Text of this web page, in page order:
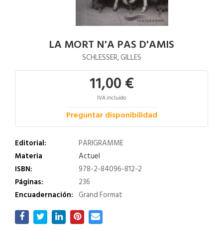
LA MORT N'A PAS D'AMIS
SCHLESSER, GILLES
11,00 €
IVA incluido
Preguntar disponibilidad
Editorial:
PARIGRAMME
Materia
Actuel
ISBN:
978-2-84096-812-2
Páginas:
236
Encuadernación: Grand Format